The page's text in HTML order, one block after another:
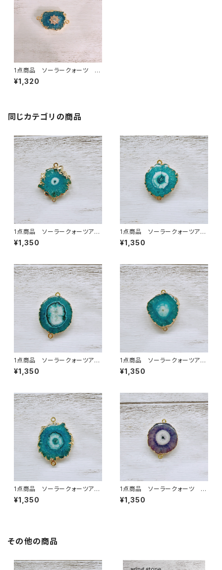
1点商品 ソーラークォーツ ワ
ンポイント付き 2カン アクア
⑥
¥1,320
同じカテゴリの商品
1点商品 ソーラークォーツアク
ア 2カン②
¥1,350
1点商品 ソーラークォーツアク
ア 2カン ④
¥1,350
1点商品 ソーラークォーツアク
ア 2カン ⑦
¥1,350
1点商品 ソーラークォーツアク
ア 2カン ⑧
¥1,350
1点商品 ソーラークォーツアク
ア 2カン ⑨
¥1,350
1点商品 ソーラークォーツ グ
レージュパープル 2カン
¥1,350
その他の商品